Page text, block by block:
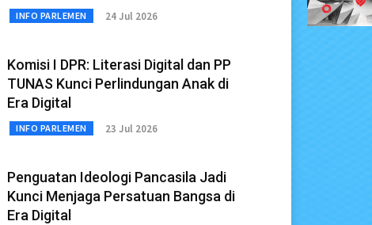
INFO PARLEMEN 24 Jul 2026
Komisi I DPR: Literasi Digital dan PP
TUNAS Kunci Perlindungan Anak di
Era Digital
INFO PARLEMEN 23 Jul 2026
Penguatan Ideologi Pancasila Jadi
Kunci Menjaga Persatuan Bangsa di
Era Digital